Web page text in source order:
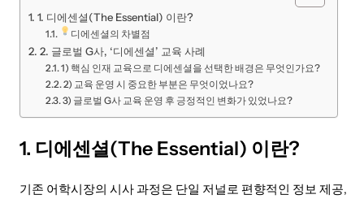
1. 디에센셜(The Essential) 이란?
디에센셜의 차별점
2. 글로벌 G사, ‘디에센셜’ 교육 사례
1) 핵심 인재 교육으로 디에센셜을 선택한 배경은 무엇인가요?
2) 교육 운영 시 중요한 부분은 무엇이었나요?
3) 글로벌 G사 교육 운영 후 긍정적인 변화가 있었나요?
1. 디에센셜(The Essential) 이란?
기존 어학시장의 시사 과정은 단일 저널로 편향적인 정보 제공,